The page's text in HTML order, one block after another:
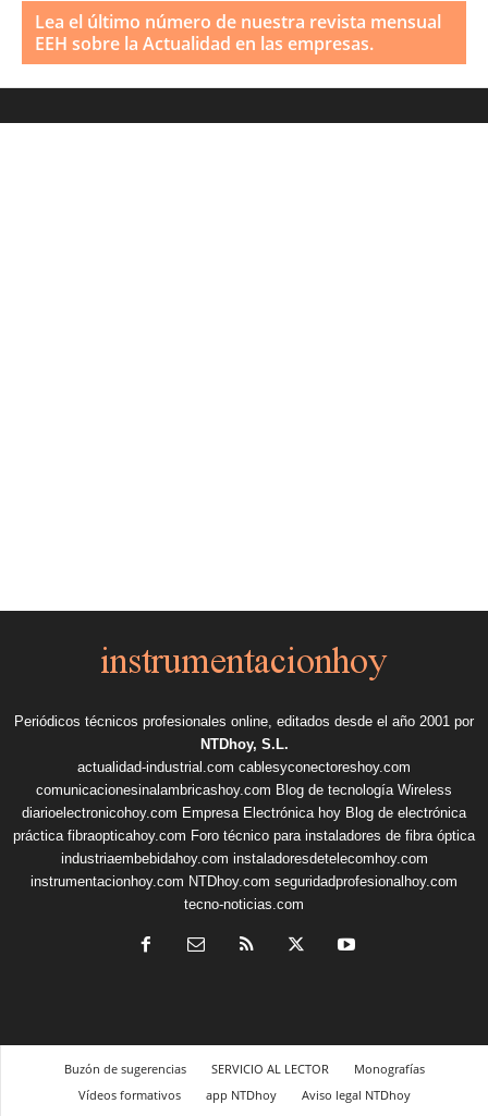
Lea el último número de nuestra revista mensual
EEH sobre la Actualidad en las empresas.
Periódicos técnicos profesionales online, editados desde el año 2001 por
NTDhoy, S.L.
actualidad-industrial.com cablesyconectoreshoy.com
comunicacionesinalambricashoy.com Blog de tecnología Wireless
diarioelectronicohoy.com Empresa Electrónica hoy Blog de electrónica
práctica fibraopticahoy.com Foro técnico para instaladores de fibra óptica
industriaembebidahoy.com instaladoresdetelecomhoy.com
instrumentacionhoy.com NTDhoy.com seguridadprofesionalhoy.com
tecno-noticias.com
Buzón de sugerencias SERVICIO AL LECTOR
Monografías
Vídeos formativos
app NTDhoy Aviso legal NTDhoy